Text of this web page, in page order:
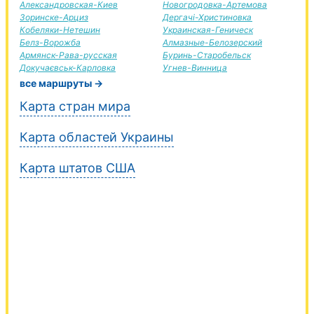
Александровская-Киев
Зоринске-Арциз
Кобеляки-Нетешин
Белз-Ворожба
Армянск-Рава-русская
Докучаєвськ-Карловка
Новогродовка-Артемова
Дергачі-Христиновка
Украинская-Геническ
Алмазные-Белозерский
Буринь-Старобельск
Угнев-Винница
все маршруты →
Карта стран мира
Карта областей Украины
Карта штатов США